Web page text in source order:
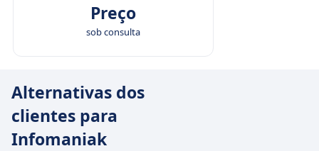
Preço
sob consulta
Alternativas dos
clientes para
Infomaniak